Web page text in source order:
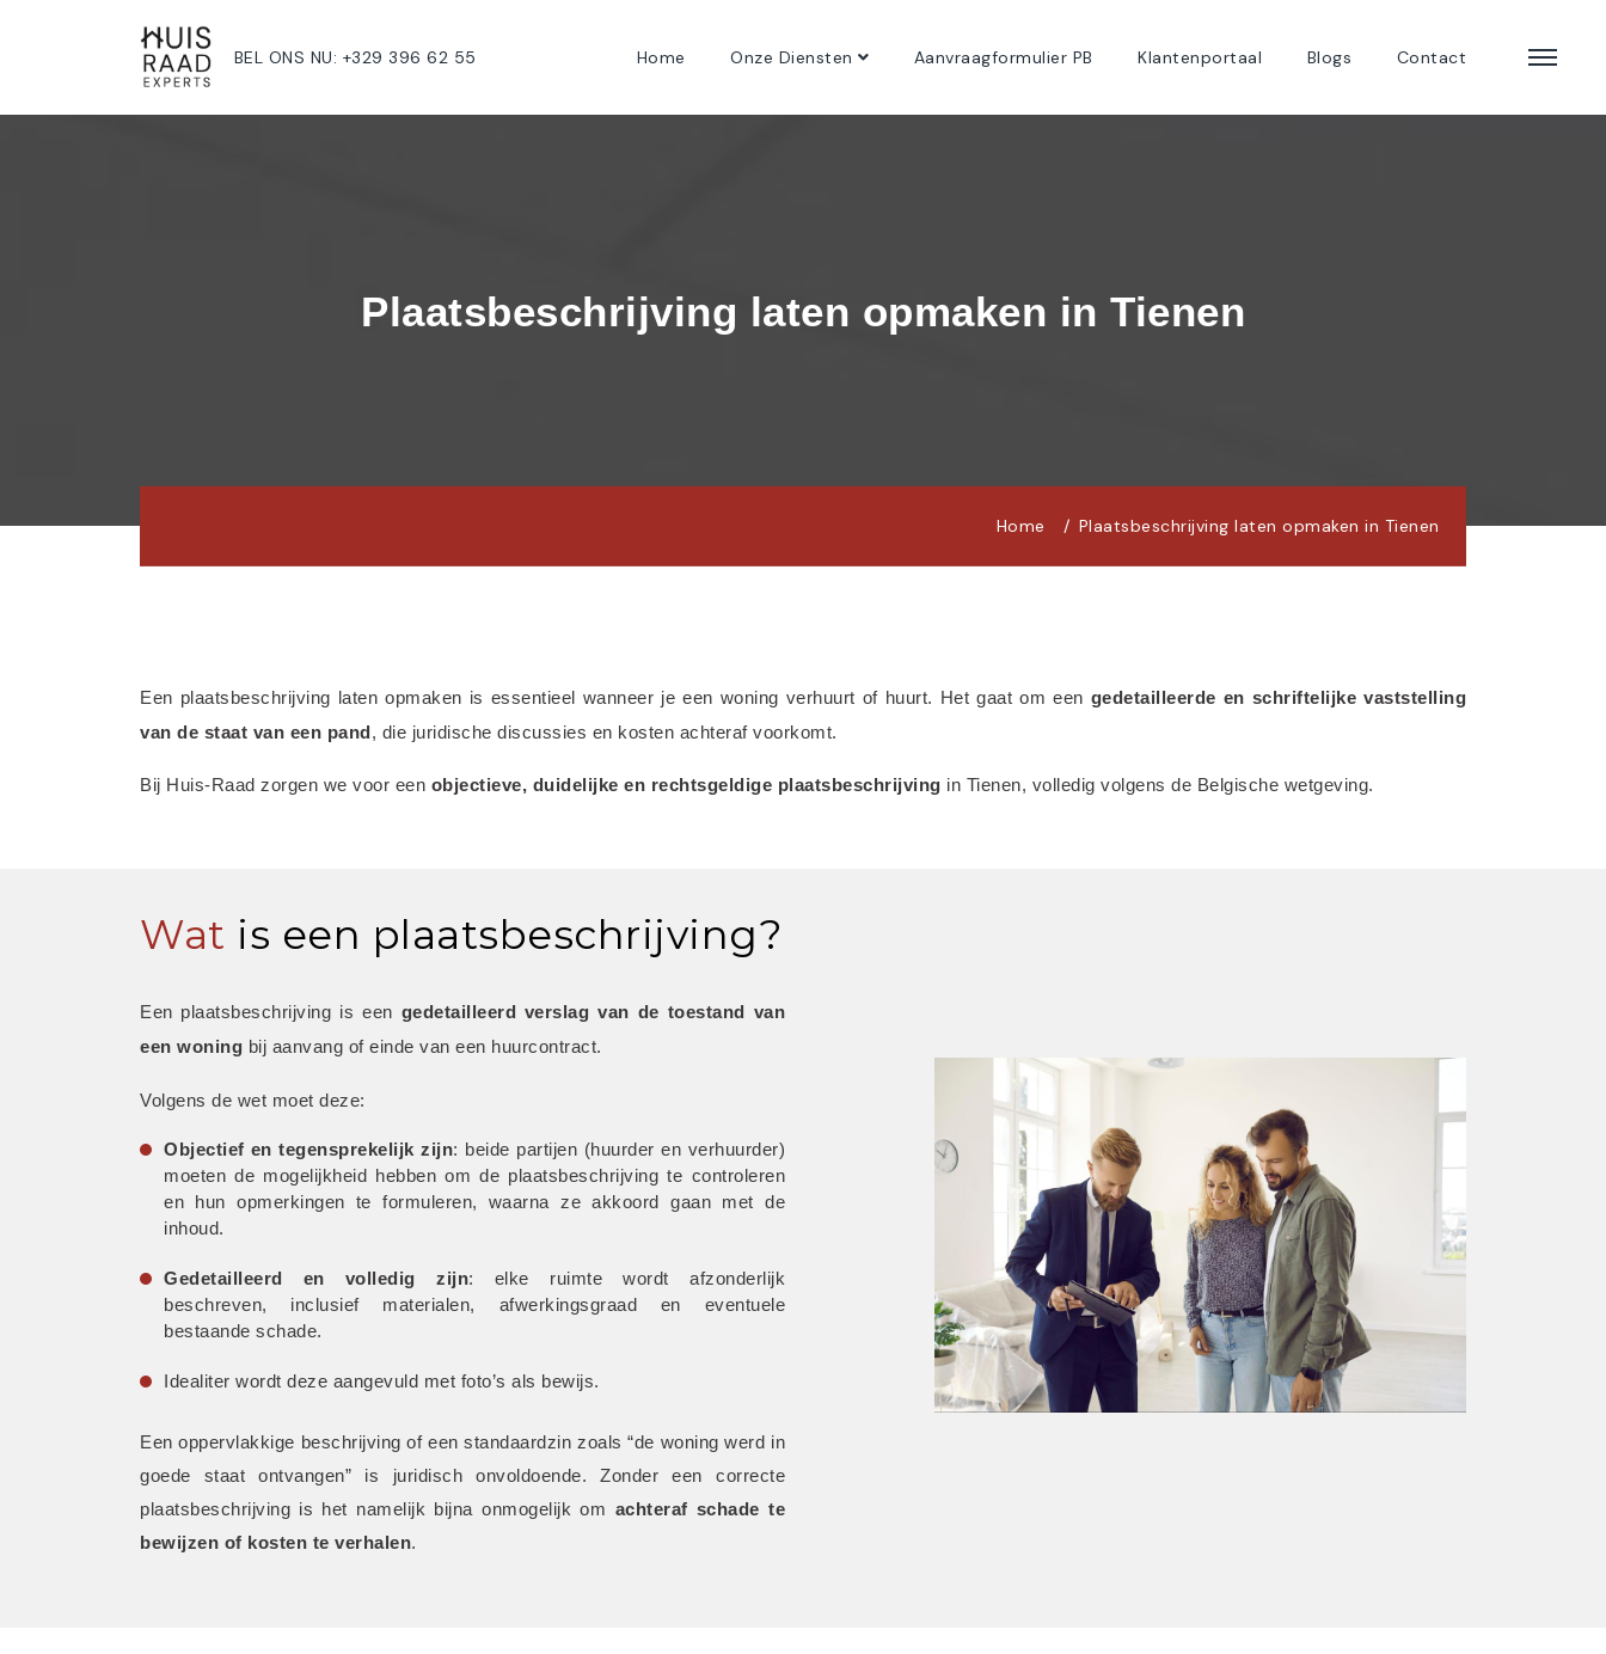
BEL ONS NU: +329 396 62 55 Home Onze Diensten Aanvraagformulier PB Klantenportaal Blogs Contact
Plaatsbeschrijving laten opmaken in Tienen
Home Plaatsbeschrijving laten opmaken in Tienen
Een plaatsbeschrijving laten opmaken is essentieel wanneer je een woning verhuurt of huurt. Het gaat om een gedetailleerde en schriftelijke vaststelling
van de staat van een pand , die juridische discussies en kosten achteraf voorkomt.
Bij Huis-Raad zorgen we voor een objectieve, duidelijke en rechtsgeldige plaatsbeschrijving in Tienen, volledig volgens de Belgische wetgeving.
Wat is een plaatsbeschrijving?
Een plaatsbeschrijving is een gedetailleerd verslag van de toestand van
een woning bij aanvang of einde van een huurcontract.
Volgens de wet moet deze:
Objectief en tegensprekelijk zijn: beide partijen (huurder en verhuurder)
moeten de mogelijkheid hebben om de plaatsbeschrijving te controleren
en hun opmerkingen te formuleren, waarna ze akkoord gaan met de
inhoud.
Gedetailleerd en volledig zijn: elke ruimte wordt afzonderlijk
beschreven, inclusief materialen, afwerkingsgraad en eventuele
bestaande schade.
Idealiter wordt deze aangevuld met foto’s als bewijs.
Een oppervlakkige beschrijving of een standaardzin zoals “de woning werd in
goede staat ontvangen” is juridisch onvoldoende. Zonder een correcte
plaatsbeschrijving is het namelijk bijna onmogelijk om achteraf schade te
bewijzen of kosten te verhalen.